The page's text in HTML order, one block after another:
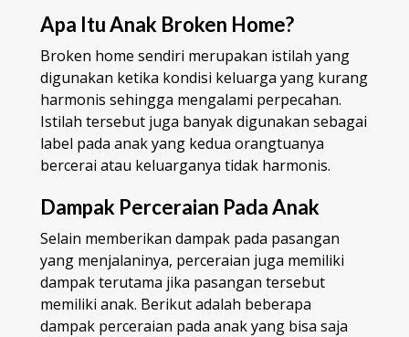
Apa Itu Anak Broken Home?
Broken home sendiri merupakan istilah yang
digunakan ketika kondisi keluarga yang kurang
harmonis sehingga mengalami perpecahan.
Istilah tersebut juga banyak digunakan sebagai
label pada anak yang kedua orangtuanya
bercerai atau keluarganya tidak harmonis.
Dampak Perceraian Pada Anak
Selain memberikan dampak pada pasangan
yang menjalaninya, perceraian juga memiliki
dampak terutama jika pasangan tersebut
memiliki anak. Berikut adalah beberapa
dampak perceraian pada anak yang bisa saja